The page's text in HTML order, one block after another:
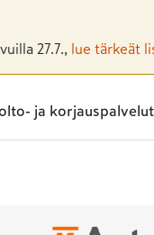
27.7., lue tärkeät
ja korjauspalvelut